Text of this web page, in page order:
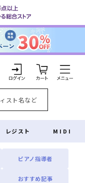
ロ
グ
イ
ン
カ
ー
ト
ピアノ指導者
おすすめ記事
レジスト MIDI